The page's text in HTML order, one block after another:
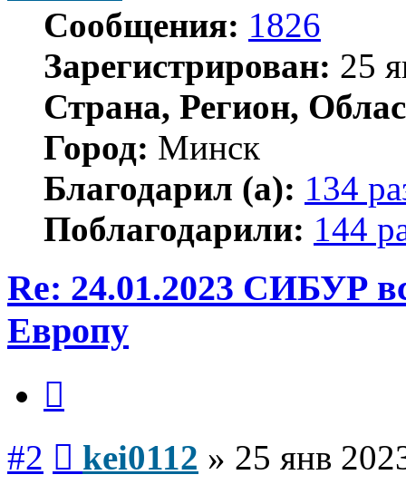
Сообщения: 1826
Зарегистрирован: 25
Страна, Регион,
Город: Минск
Благодарил (а): 134
Поблагодарили: 144
Re: 24.01.2023 СИБУР
Европу
#2 kei0112 » 25 янв